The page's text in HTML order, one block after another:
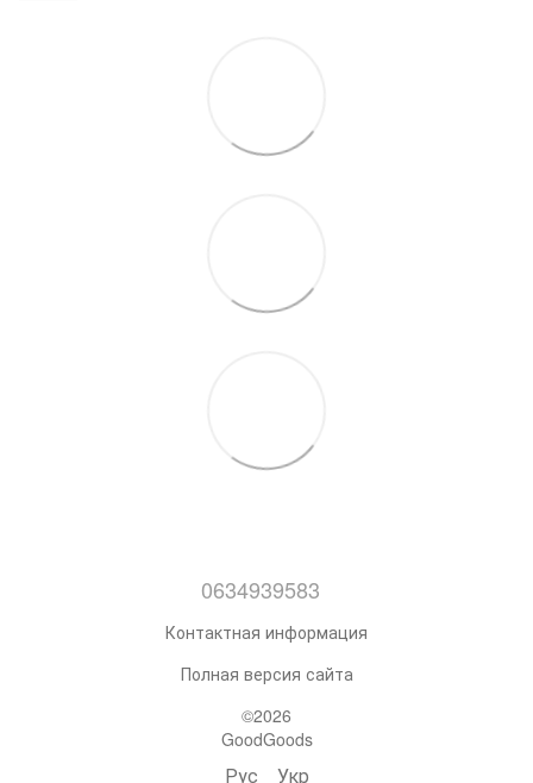
0634939583
Контактная информация
Полная версия сайта
©2026
GoodGoods
Рус Укр